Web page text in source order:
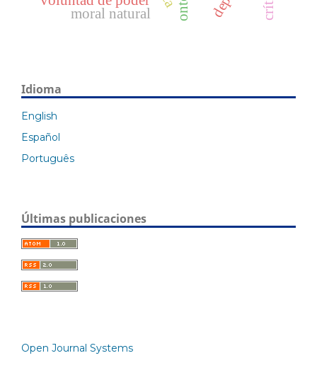
moral natural
Idioma
English
Español
Português
Últimas publicaciones
Open Journal Systems